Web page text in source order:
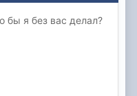
бы я без вас делал?